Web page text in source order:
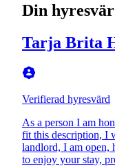
Din
Tarja Brita
Verifierad hyresvärd
As a person I am
fit this description, I
landlord, I am open,
to enjoy your stay,